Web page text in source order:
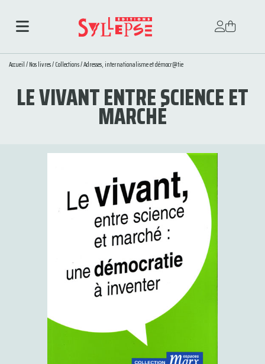
Accueil/Nos livres/Collections/Adresses, internationalisme et démocr@tie
LE VIVANT ENTRE SCIENCE ET
MARCHÉ